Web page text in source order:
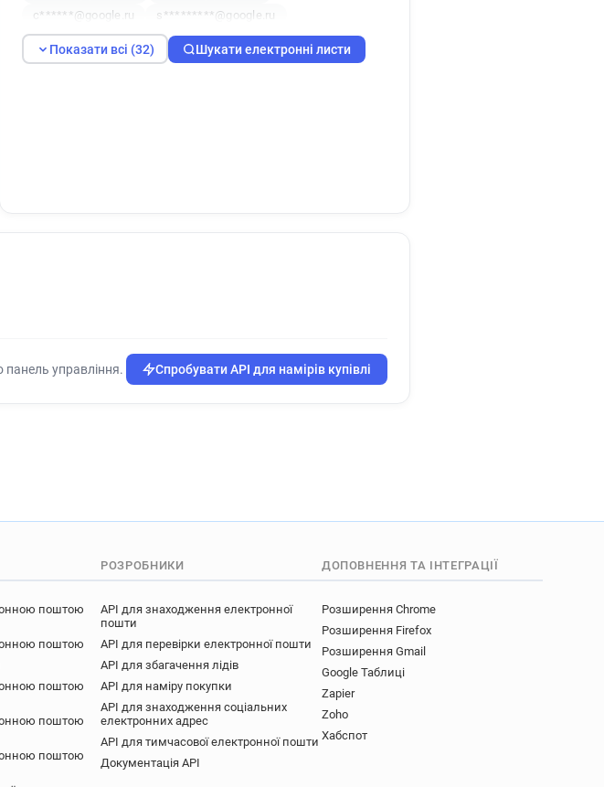
c******@google.ru
s*********@google.ru
s************@google.ru
d********@google.ru
h********@google.ru
x******@google.ru
Показати всі (32) Шукати електронні листи
панель управління. Спробувати API для намірів купівлі
поштою
поштою
поштою
поштою
поштою
РОЗРОБНИКИ
API для знаходження електронної
пошти
API для перевірки електронної пошти
API для збагачення лідів
API для наміру покупки
API для знаходження соціальних
електронних адрес
API для тимчасової електронної пошти
Документація API
ДОПОВНЕННЯ ТА ІНТЕГРАЦІЇ
Розширення Chrome
Розширення Firefox
Розширення Gmail
Google Таблиці
Zapier
Zoho
Хабспот